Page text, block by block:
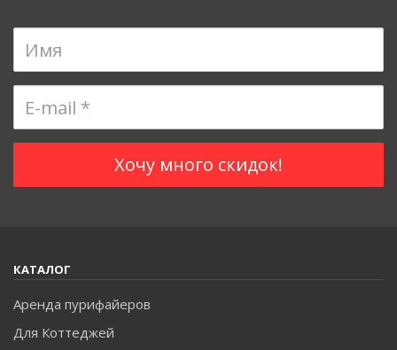
КАТАЛОГ
Аренда пурифайеров
Для Коттеджей